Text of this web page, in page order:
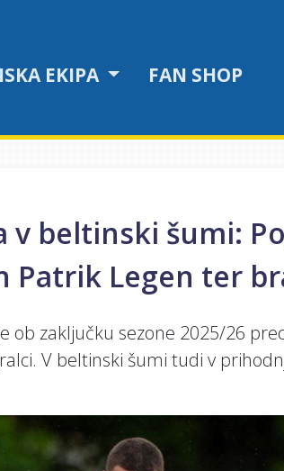
EKIPA FAN SHOP
v beltinski šumi:
Patrik Legen ter
zaključku sezone 2025/26
V beltinski šumi tudi v